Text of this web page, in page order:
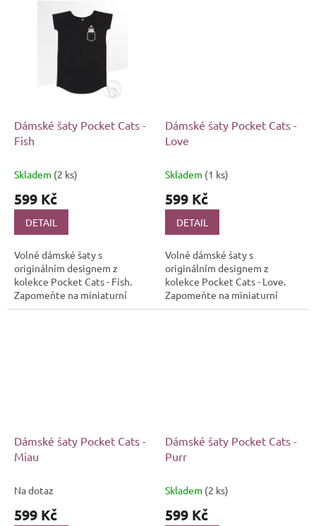
bezpodmínečné...
Dámské šaty Pocket Cats -
Fish
Skladem (2 ks)
599 Kč
DETAIL
Volné dámské šaty s
originálním designem z
kolekce Pocket Cats - Fish.
Zapomeňte na miniaturní
plemena, teď jsou hitem
Dámské šaty Pocket Cats -
Love
Skladem (1 ks)
599 Kč
DETAIL
Volné dámské šaty s
originálním designem z
kolekce Pocket Cats - Love.
Zapomeňte na miniaturní
plemena, teď jsou hitem
Dámské šaty Pocket Cats -
Miau
Na dotaz
599 Kč
Dámské šaty Pocket Cats -
Purr
Skladem (2 ks)
599 Kč